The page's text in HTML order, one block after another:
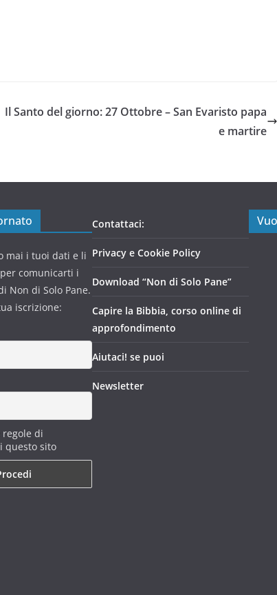
Il Santo del giorno: 27 Ottobre – San Evaristo papa
e martire
mai i tuoi dati e li
comunicarti i
Non di Solo Pane.
iscrizione:
regole di
questo sito
Contattaci:
Privacy e Cookie Policy
Download “Non di Solo Pane”
Capire la Bibbia, corso online di
approfondimento
Aiutaci! se puoi
Newsletter